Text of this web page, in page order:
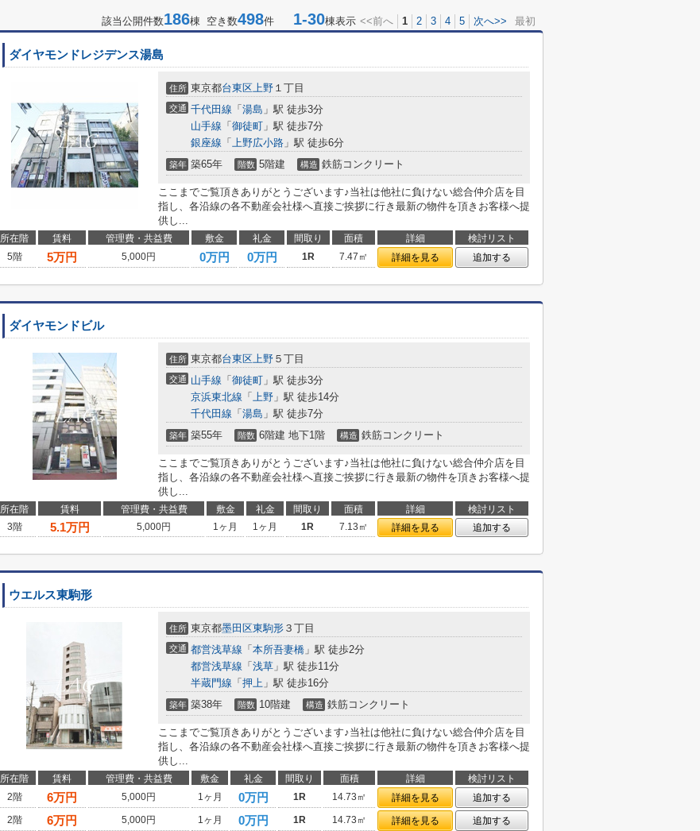
該当公開件数186棟 空き数498件 1-30棟表示 <<前へ 1 2 3 4 5 次へ>> 最初
ダイヤモンドレジデンス湯島
住所 東京都台東区上野 １丁目
交通 千代田線 「 湯島 」駅 徒歩3分
山手線 「 御徒町 」駅 徒歩7分
銀座線 「 上野広小路 」駅 徒歩6分
築年 築65年 階数 5階建 構造 鉄筋コンクリート
ここまでご覧頂きありがとうございます♪当社は他社に負けない総合仲介店を目
指し、各沿線の各不動産会社様へ直接ご挨拶に行き最新の物件を頂きお客様へ提
供し...
所在階 賃料 管理費・共益費 敷金 礼金 間取り 面積 詳細
検討リスト
5階
5万円 5,000円 0万円 0万円 1R 7.47㎡ 詳細を見る 追加する
ダイヤモンドビル
住所 東京都台東区上野 ５丁目
交通 山手線 「 御徒町 」駅 徒歩3分
京浜東北線 「 上野 」駅 徒歩14分
千代田線 「 湯島 」駅 徒歩7分
築年 築55年 階数 6階建 地下1階 構造 鉄筋コンクリート
ここまでご覧頂きありがとうございます♪当社は他社に負けない総合仲介店を目
指し、各沿線の各不動産会社様へ直接ご挨拶に行き最新の物件を頂きお客様へ提
供し...
所在階 賃料 管理費・共益費 敷金 礼金 間取り 面積 詳細
検討リスト
3階
5.1万円 5,000円 1ヶ月 1ヶ月 1R 7.13㎡ 詳細を見る 追加する
ウエルス東駒形
住所 東京都墨田区東駒形 ３丁目
交通 都営浅草線 「 本所吾妻橋 」駅 徒歩2分
都営浅草線 「 浅草 」駅 徒歩11分
半蔵門線 「 押上 」駅 徒歩16分
築年 築38年 階数 10階建 構造 鉄筋コンクリート
ここまでご覧頂きありがとうございます♪当社は他社に負けない総合仲介店を目
指し、各沿線の各不動産会社様へ直接ご挨拶に行き最新の物件を頂きお客様へ提
供し...
所在階 賃料 管理費・共益費 敷金 礼金 間取り 面積 詳細
検討リスト
2階
6万円 5,000円 1ヶ月 0万円 1R 14.73㎡ 詳細を見る
追加する
2階
6万円 5,000円 1ヶ月 0万円 1R 14.73㎡ 詳細を見る
追加する